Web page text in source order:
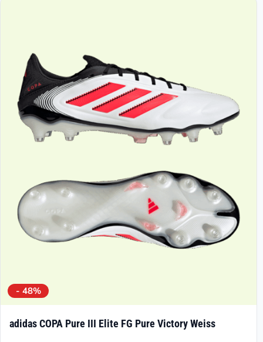
- 48%
adidas COPA Pure III Elite FG Pure Victory Weiss